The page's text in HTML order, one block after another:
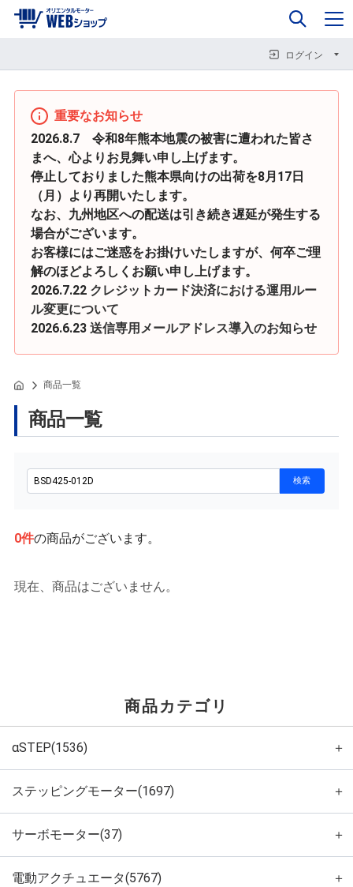
企業情報
ログイン
カート 0
重要なお知らせ
2026.8.7 令和8年熊本地震の被害に遭われた皆さ
まへ、心よりお見舞い申し上げます。
停止しておりました熊本県向けの出荷を8月17日
（月）より再開いたします。
なお、九州地区への配送は引き続き遅延が発生する
場合がございます。
お客様にはご迷惑をお掛けいたしますが、何卒ご理
解のほどよろしくお願い申し上げます。
2026.7.22 クレジットカード決済における運用ルー
ル変更について
2026.6.23 送信専用メールアドレス導入のお知らせ
商品一覧
商品一覧
0件の商品がございます。
現在、商品はございません。
商品カテゴリ
αSTEP(1536) ＋
ステッピングモーター(1697) ＋
サーボモーター(37) ＋
電動アクチュエータ(5767) ＋